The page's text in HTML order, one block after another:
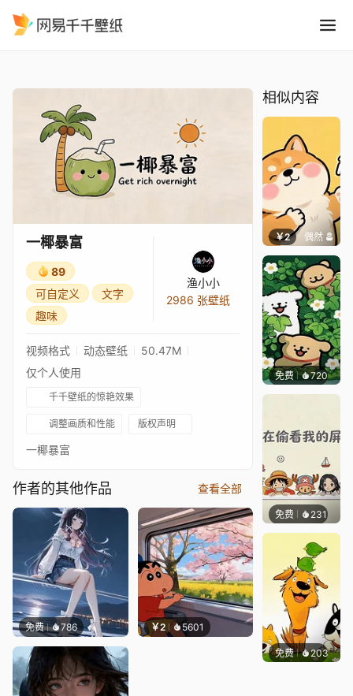
一椰暴富
89
可自定义
文字
趣味
渔小小
2986 张壁纸
视频格式 动态壁纸
50.47M
仅个人使用
千千壁纸的惊艳效果
调整画质和性能 版权声明
一椰暴富
作者的其他作品 查看全部
免费 786 ￥2 5601
相似内容
￥2 偶然
免费 720渔小小
免费 231渔小小
免费 203渔小小